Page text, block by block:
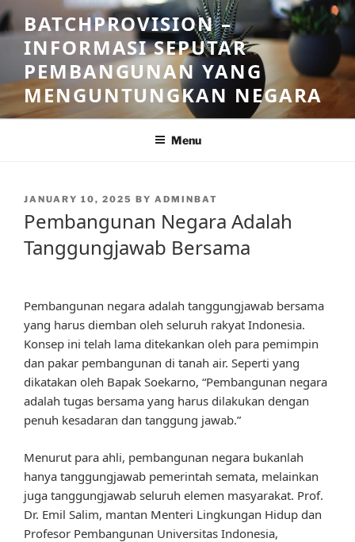
Skip
to
content
BATCHPROVISION –
INFORMASI SEPUTAR
PEMBANGUNAN YANG
MENGUNTUNGKAN NEGARA
Menu
POSTED
JANUARY 10, 2025 BY ADMINBAT
Pembangunan Negara Adalah
Tanggungjawab Bersama
Pembangunan negara adalah tanggungjawab bersama
yang harus diemban oleh seluruh rakyat Indonesia.
Konsep ini telah lama ditekankan oleh para pemimpin
dan pakar pembangunan di tanah air. Seperti yang
dikatakan oleh Bapak Soekarno, “Pembangunan negara
adalah tugas bersama yang harus dilakukan dengan
penuh kesadaran dan tanggung jawab.”
Menurut para ahli, pembangunan negara bukanlah
hanya tanggungjawab pemerintah semata, melainkan
juga tanggungjawab seluruh elemen masyarakat. Prof.
Dr. Emil Salim, mantan Menteri Lingkungan Hidup dan
Profesor Pembangunan Universitas Indonesia,